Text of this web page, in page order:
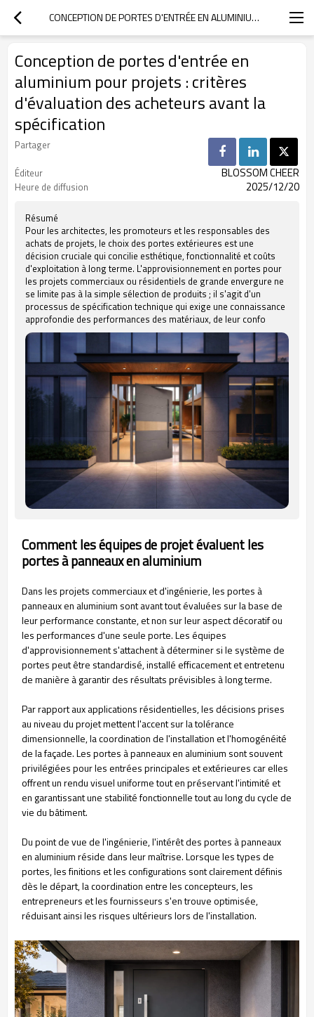
CONCEPTION DE PORTES D'ENTRÉE EN ALUMINIUM POUR PROJETS : CRITÈRES D'ÉVALUATION DES ACHETEURS AVANT LA SPÉCIFICATION
Conception de portes d'entrée en
aluminium pour projets : critères
d'évaluation des acheteurs avant la
spécification
Partager
Éditeur
BLOSSOM CHEER
Heure de diffusion 2025/12/20
Résumé
Pour les architectes, les promoteurs et les responsables des
achats de projets, le choix des portes extérieures est une
décision cruciale qui concilie esthétique, fonctionnalité et coûts
d'exploitation à long terme. L'approvisionnement en portes pour
les projets commerciaux ou résidentiels de grande envergure ne
se limite pas à la simple sélection de produits ; il s'agit d'un
processus de spécification technique qui exige une connaissance
approfondie des performances des matériaux, de leur confo
Comment les équipes de projet évaluent les
portes à panneaux en aluminium
Dans les projets commerciaux et d'ingénierie, les portes à
panneaux en aluminium sont avant tout évaluées sur la base de
leur performance constante, et non sur leur aspect décoratif ou
les performances d'une seule porte. Les équipes
d'approvisionnement s'attachent à déterminer si le système de
portes peut être standardisé, installé efficacement et entretenu
de manière à garantir des résultats prévisibles à long terme.
Par rapport aux applications résidentielles, les décisions prises
au niveau du projet mettent l'accent sur la tolérance
dimensionnelle, la coordination de l'installation et l'homogénéité
de la façade. Les portes à panneaux en aluminium sont souvent
privilégiées pour les entrées principales et extérieures car elles
offrent un rendu visuel uniforme tout en préservant l'intimité et
en garantissant une stabilité fonctionnelle tout au long du cycle de
vie du bâtiment.
Du point de vue de l'ingénierie, l'intérêt des portes à panneaux
en aluminium réside dans leur maîtrise. Lorsque les types de
portes, les finitions et les configurations sont clairement définis
dès le départ, la coordination entre les concepteurs, les
entrepreneurs et les fournisseurs s'en trouve optimisée,
réduisant ainsi les risques ultérieurs lors de l'installation.